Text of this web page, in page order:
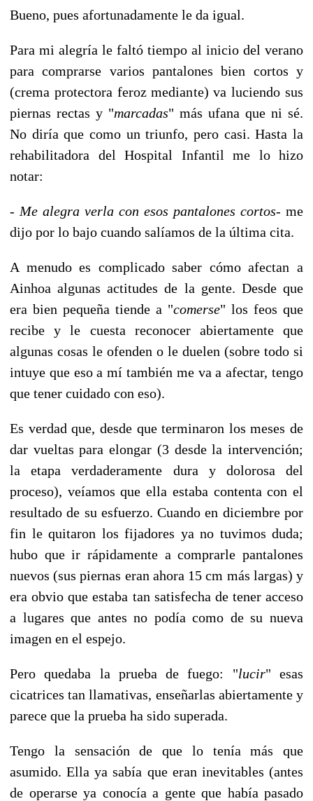
Bueno, pues afortunadamente le da igual.
Para mi alegría le faltó tiempo al inicio del verano
para comprarse varios pantalones bien cortos y
(crema protectora feroz mediante) va luciendo sus
piernas rectas y "marcadas" más ufana que ni sé.
No diría que como un triunfo, pero casi. Hasta la
rehabilitadora del Hospital Infantil me lo hizo
notar:
- Me alegra verla con esos pantalones cortos- me
dijo por lo bajo cuando salíamos de la última cita.
A menudo es complicado saber cómo afectan a
Ainhoa algunas actitudes de la gente. Desde que
era bien pequeña tiende a "comerse" los feos que
recibe y le cuesta reconocer abiertamente que
algunas cosas le ofenden o le duelen (sobre todo si
intuye que eso a mí también me va a afectar, tengo
que tener cuidado con eso).
Es verdad que, desde que terminaron los meses de
dar vueltas para elongar (3 desde la intervención;
la etapa verdaderamente dura y dolorosa del
proceso), veíamos que ella estaba contenta con el
resultado de su esfuerzo. Cuando en diciembre por
fin le quitaron los fijadores ya no tuvimos duda;
hubo que ir rápidamente a comprarle pantalones
nuevos (sus piernas eran ahora 15 cm más largas) y
era obvio que estaba tan satisfecha de tener acceso
a lugares que antes no podía como de su nueva
imagen en el espejo.
Pero quedaba la prueba de fuego: "lucir" esas
cicatrices tan llamativas, enseñarlas abiertamente y
parece que la prueba ha sido superada.
Tengo la sensación de que lo tenía más que
asumido. Ella ya sabía que eran inevitables (antes
de operarse ya conocía a gente que había pasado